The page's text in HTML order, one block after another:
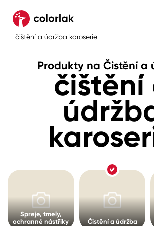
Velkoobchod Sortiment
Inspirace
Tónovací systémy
Kariéra Reference
Kov
Dřevo
Beton, asfalt, minerální
Plast, sklo, keramika
Fasády
Colorlak Dekor
Colorlak Profi
Colorlak Pta
Sortiment
čištění a údržba karoserie
Produkty na Čistění a
čištění
Spreje, tmely,
ochranné nástřiky
Čistění a údržba